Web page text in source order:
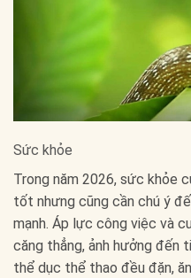
Sức khỏe
Trong năm 2026, sức khỏe
tốt nhưng cũng cần chú ý
mạnh. Áp lực công việc và
căng thẳng, ảnh hưởng đến
thể dục thể thao đều đặn,